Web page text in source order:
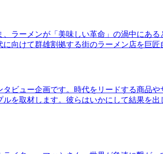
ラーメンが「美味しい革命」の渦中にあ
向けて群雄割拠する街のラーメン店を巨匠
ビュー企画です。時代をリードする商品
を取材します。彼らはいかにして結果を